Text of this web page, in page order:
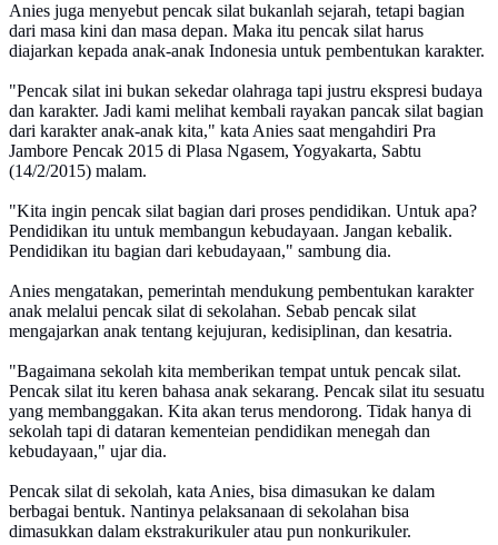
Anies juga menyebut pencak silat bukanlah sejarah, tetapi bagian
dari masa kini dan masa depan. Maka itu pencak silat harus
diajarkan kepada anak-anak Indonesia untuk pembentukan karakter.
"Pencak silat ini bukan sekedar olahraga tapi justru ekspresi budaya
dan karakter. Jadi kami melihat kembali rayakan pancak silat bagian
dari karakter anak-anak kita," kata Anies saat mengahdiri Pra
Jambore Pencak 2015 di Plasa Ngasem, Yogyakarta, Sabtu
(14/2/2015) malam.
"Kita ingin pencak silat bagian dari proses pendidikan. Untuk apa?
Pendidikan itu untuk membangun kebudayaan. Jangan kebalik.
Pendidikan itu bagian dari kebudayaan," sambung dia.
Anies mengatakan, pemerintah mendukung pembentukan karakter
anak melalui pencak silat di sekolahan. Sebab pencak silat
mengajarkan anak tentang kejujuran, kedisiplinan, dan kesatria.
"Bagaimana sekolah kita memberikan tempat untuk pencak silat.
Pencak silat itu keren bahasa anak sekarang. Pencak silat itu sesuatu
yang membanggakan. Kita akan terus mendorong. Tidak hanya di
sekolah tapi di dataran kementeian pendidikan menegah dan
kebudayaan," ujar dia.
Pencak silat di sekolah, kata Anies, bisa dimasukan ke dalam
berbagai bentuk. Nantinya pelaksanaan di sekolahan bisa
dimasukkan dalam ekstrakurikuler atau pun nonkurikuler.